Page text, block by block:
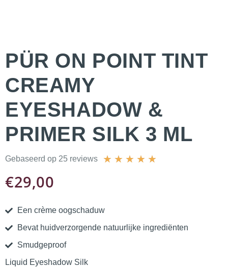
PÜR ON POINT TINT
CREAMY
EYESHADOW &
PRIMER SILK 3 ML
Gebaseerd op 25 reviews ★ ★ ★ ★ ★
€29,00
Een crème oogschaduw
Bevat huidverzorgende natuurlijke ingrediënten
Smudgeproof
Liquid Eyeshadow Silk